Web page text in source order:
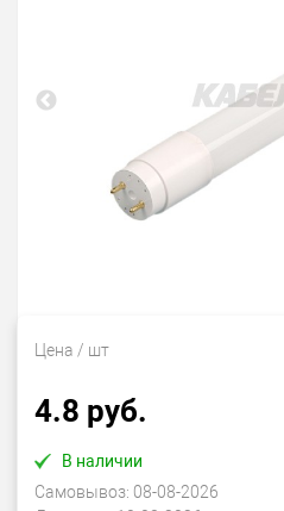
Цена / шт
4.8 руб.
В наличии
Самовывоз: 08-08-2026